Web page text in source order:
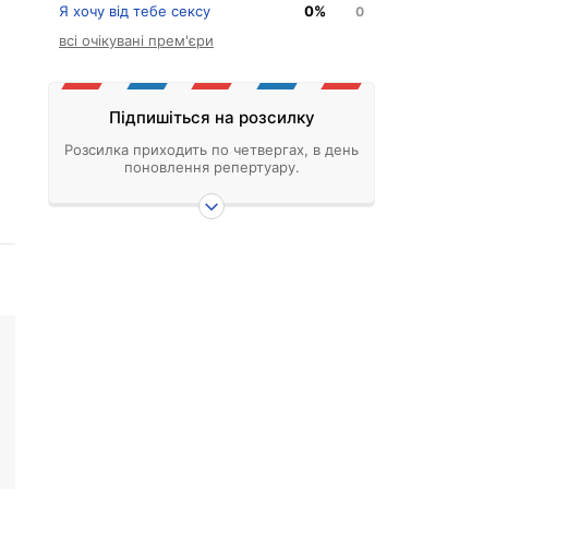
Я хочу від тебе сексу 0% 0
всі очікувані прем'єри
Підпишіться на розсилку
Розсилка приходить по четвергах, в день
поновлення репертуару.